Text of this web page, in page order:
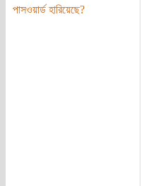
পাসওয়ার্ড হারিয়েছে?